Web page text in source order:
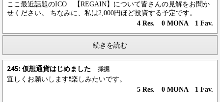
ここ最近話題のICO 【REGAIN】について皆さんの見解をお聞か
せください。 ちなみに、私は2,000円ほど投資する予定です。
4 Res. 0 MONA 1 Fav.
続きを読む
245: 仮想通貨はじめました 採掘
宜しくお願いします❗楽しみたいです。
5 Res. 0 MONA 1 Fav.